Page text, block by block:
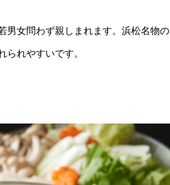
男女問わず親しまれます。浜松名物の
れやすいです。